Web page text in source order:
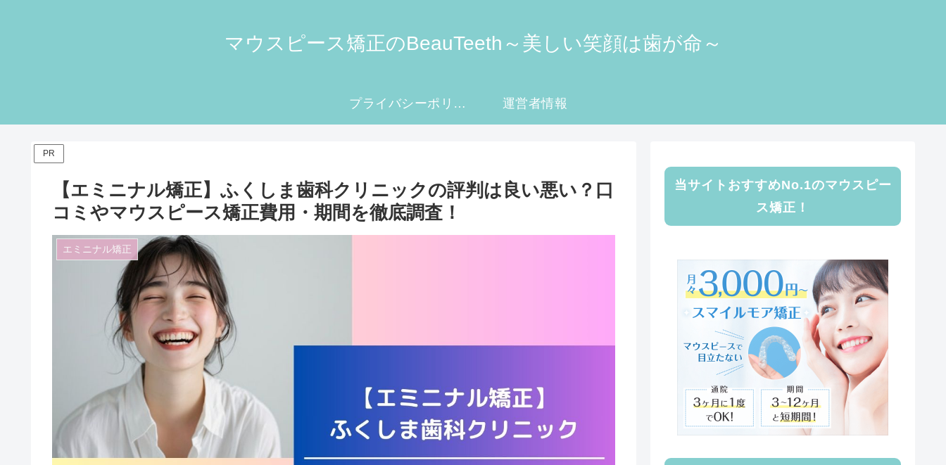
マウスピース矯正のBeauTeeth～美しい笑顔は歯が命～
プライバシーポリシー・免責事項 運営者情報
PR
【エミニナル矯正】ふくしま歯科クリニックの評判は良い悪い？口
コミやマウスピース矯正費用・期間を徹底調査！
エミニナル矯正
当サイトおすすめNo.1のマウスピー
ス矯正！